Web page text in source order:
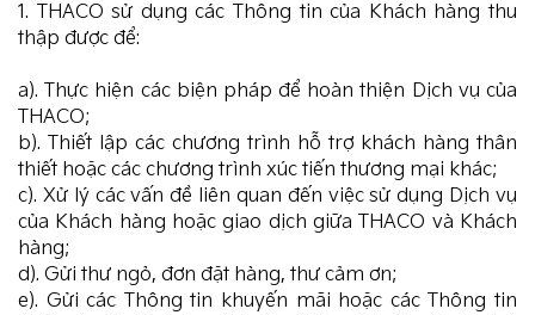
1. THACO sử dụng các Thông tin của Khách hàng thu
thập được để:
a). Thực hiện các biện pháp để hoàn thiện Dịch vụ của
THACO;
b). Thiết lập các chương trình hỗ trợ khách hàng thân
thiết hoặc các chương trình xúc tiến thương mại khác;
c). Xử lý các vấn đề liên quan đến việc sử dụng Dịch vụ
của Khách hàng hoặc giao dịch giữa THACO và Khách
hàng;
d). Gửi thư ngỏ, đơn đặt hàng, thư cảm ơn;
e). Gửi các Thông tin khuyến mãi hoặc các Thông tin